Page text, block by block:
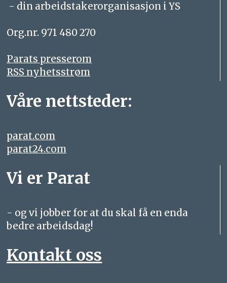
- din arbeidstakerorganisasjon i YS
Org.nr. 971 480 270
Parats presserom
RSS nyhetsstrøm
Våre nettsteder:
parat.com
parat24.com
Vi er Parat
- og vi jobber for at du skal få en enda
bedre arbeidsdag!
Kontakt oss